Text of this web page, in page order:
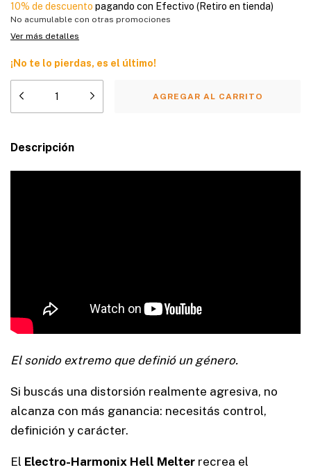
10% de descuento pagando con Efectivo (Retiro en tienda)
No acumulable con otras promociones
Ver más detalles
¡No te lo pierdas, es el último!
Descripción
El sonido extremo que definió un género.
Si buscás una distorsión realmente agresiva, no
alcanza con más ganancia: necesitás control,
definición y carácter.
El Electro-Harmonix Hell Melter recrea el